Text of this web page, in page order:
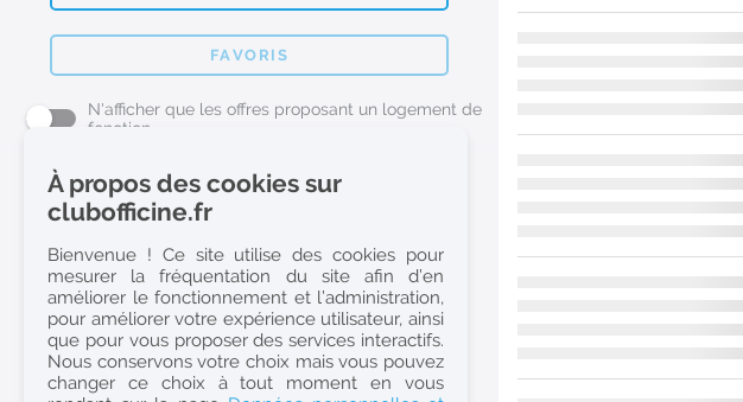
FAVORIS
N'afficher que les offres proposant un logement de
fonction
L'emploi Pharmacie par métier
Pharmacien (H/F)
Préparateur en Pharmacie (H/F)
Etudiant en Pharmacie (H/F)
Etudiant en Pharmacie 6e année validée (H/F)
Conseiller Dermo Cosmetique - Esthéticienne (H/F)
À propos des cookies sur
clubofficine.fr
Bienvenue ! Ce site utilise des cookies pour
mesurer la fréquentation du site afin d’en
améliorer le fonctionnement et l’administration,
pour améliorer votre expérience utilisateur, ainsi
que pour vous proposer des services interactifs.
Nous conservons votre choix mais vous pouvez
changer ce choix à tout moment en vous